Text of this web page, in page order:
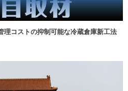
理コストの抑制可能な冷蔵倉庫新工法